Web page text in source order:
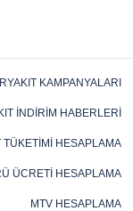
KAMPANYALARI
İNDIRIM HABERLERI
TÜKETIMI HESAPLAMA
ÜCRETI HESAPLAMA
MTV HESAPLAMA